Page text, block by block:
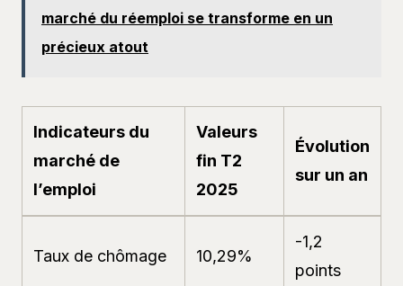
marché du réemploi se transforme en un
précieux atout
Indicateurs du
marché de
l’emploi
Valeurs
fin T2
2025
Évolution
sur un an
Taux de chômage 10,29%
-1,2
points